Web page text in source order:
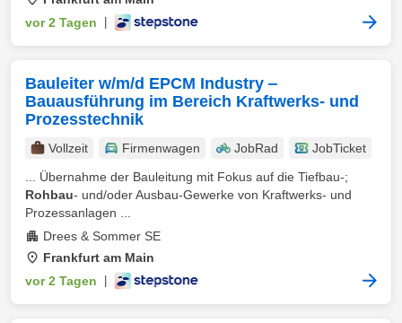
vor 2 Tagen
Bauleiter w/m/d EPCM Industry ‒
Bauausführung im Bereich Kraftwerks- und
Prozesstechnik
Vollzeit Firmenwagen JobRad
JobTicket
... Übernahme der Bauleitung mit Fokus auf die Tiefbau-;
Rohbau- und/oder Ausbau-Gewerke von Kraftwerks- und
Prozessanlagen ...
Drees & Sommer SE
Frankfurt am Main
vor 2 Tagen